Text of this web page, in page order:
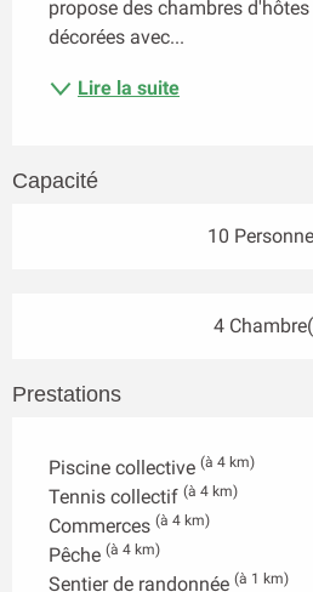
propose des chambres
décorées avec...
Lire la suite
Capacité
10
4
Prestations
Piscine collective (à 4 km)
Tennis collectif (à 4 km)
Commerces (à 4 km)
Pêche (à 4 km)
Sentier de randonnée (à 1 km)